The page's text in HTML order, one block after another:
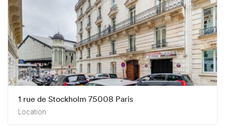
1 rue de Stockholm 75008 Paris
Location